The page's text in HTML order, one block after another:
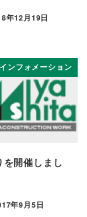
日
年12月19日
インフォメーション
を開催しまし
日
年9月5日